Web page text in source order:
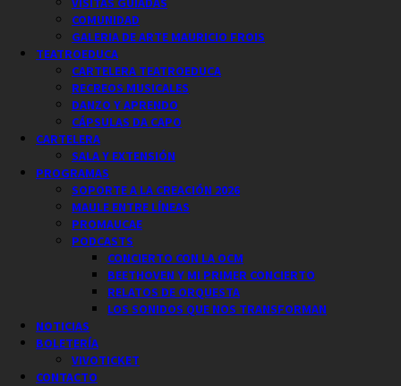
COMUNIDAD
GALERIA DE ARTE MAURICIO FROIS
TEATROEDUCA
CARTELERA TEATROEDUCA
RECREOS MUSICALES
DANZO Y APRENDO
CÁPSULAS DA CAPO
CARTELERA
SALA Y EXTENSIÓN
PROGRAMAS
SOPORTE A LA CREACIÓN 2026
MAULE ENTRE LÍNEAS
PROMAUCAE
PODCASTS
CONCIERTO CON LA OCM
BEETHOVEN Y MI PRIMER CONCIERTO
RELATOS DE ORQUESTA
LOS SONIDOS QUE NOS TRANSFORMAN
NOTICIAS
BOLETERÍA
VIVOTICKET
CONTACTO